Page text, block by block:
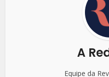
A
Equipe da